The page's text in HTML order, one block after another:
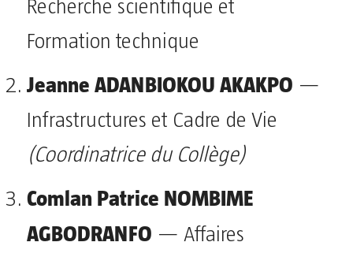
Recherche scientifique et
Formation technique
Jeanne ADANBIOKOU AKAKPO —
Infrastructures et Cadre de Vie
(Coordinatrice du Collège)
Comlan Patrice NOMBIME
AGBODRANFO — Affaires